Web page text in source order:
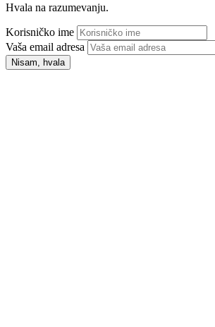
Hvala na razumevanju.
Korisničko ime
Vaša email adresa
Nisam, hvala